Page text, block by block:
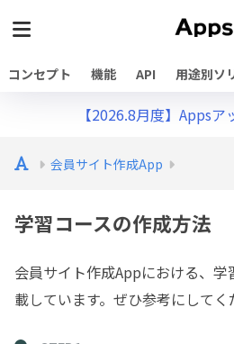
コンセプト 機能 API 用途別ソ
【2026.8月度】Apps
会員サイト作成App
学習コースの作成方法
会員サイト作成Appにおける、
載しています。ぜひ参考にしてく